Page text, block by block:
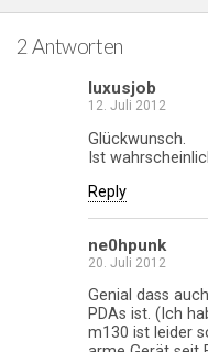
2 Antworten
luxusjob
12. Juli 2012
Glückwunsch.
Ist
Reply
ne0hpunk
20. Juli 2012
Genial dass
PDAs ist. (Ich
m130 ist leider